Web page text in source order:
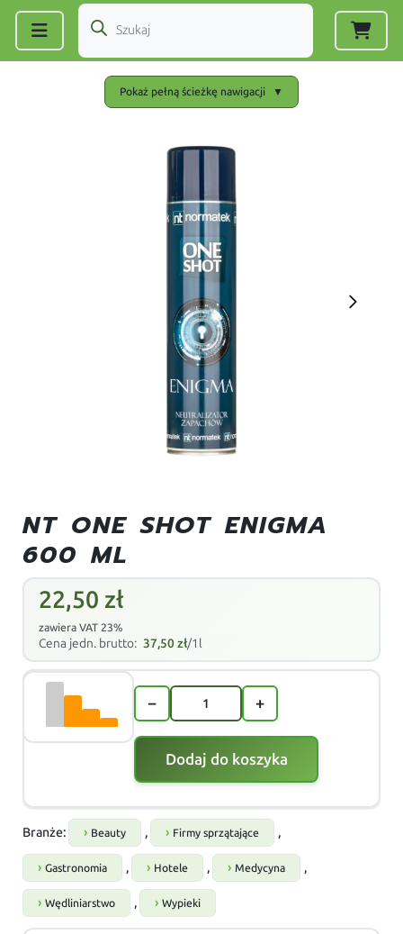
Pokaż pełną ścieżkę nawigacji ▼
NT ONE SHOT ENIGMA
600 ML
22,50 zł
zawiera VAT 23%
Cena jedn. brutto: 37,50zł/1l
− +
Dodaj do koszyka
Branże: Beauty , Firmy sprzątające ,
Gastronomia , Hotele , Medycyna ,
Wędliniarstwo , Wypieki